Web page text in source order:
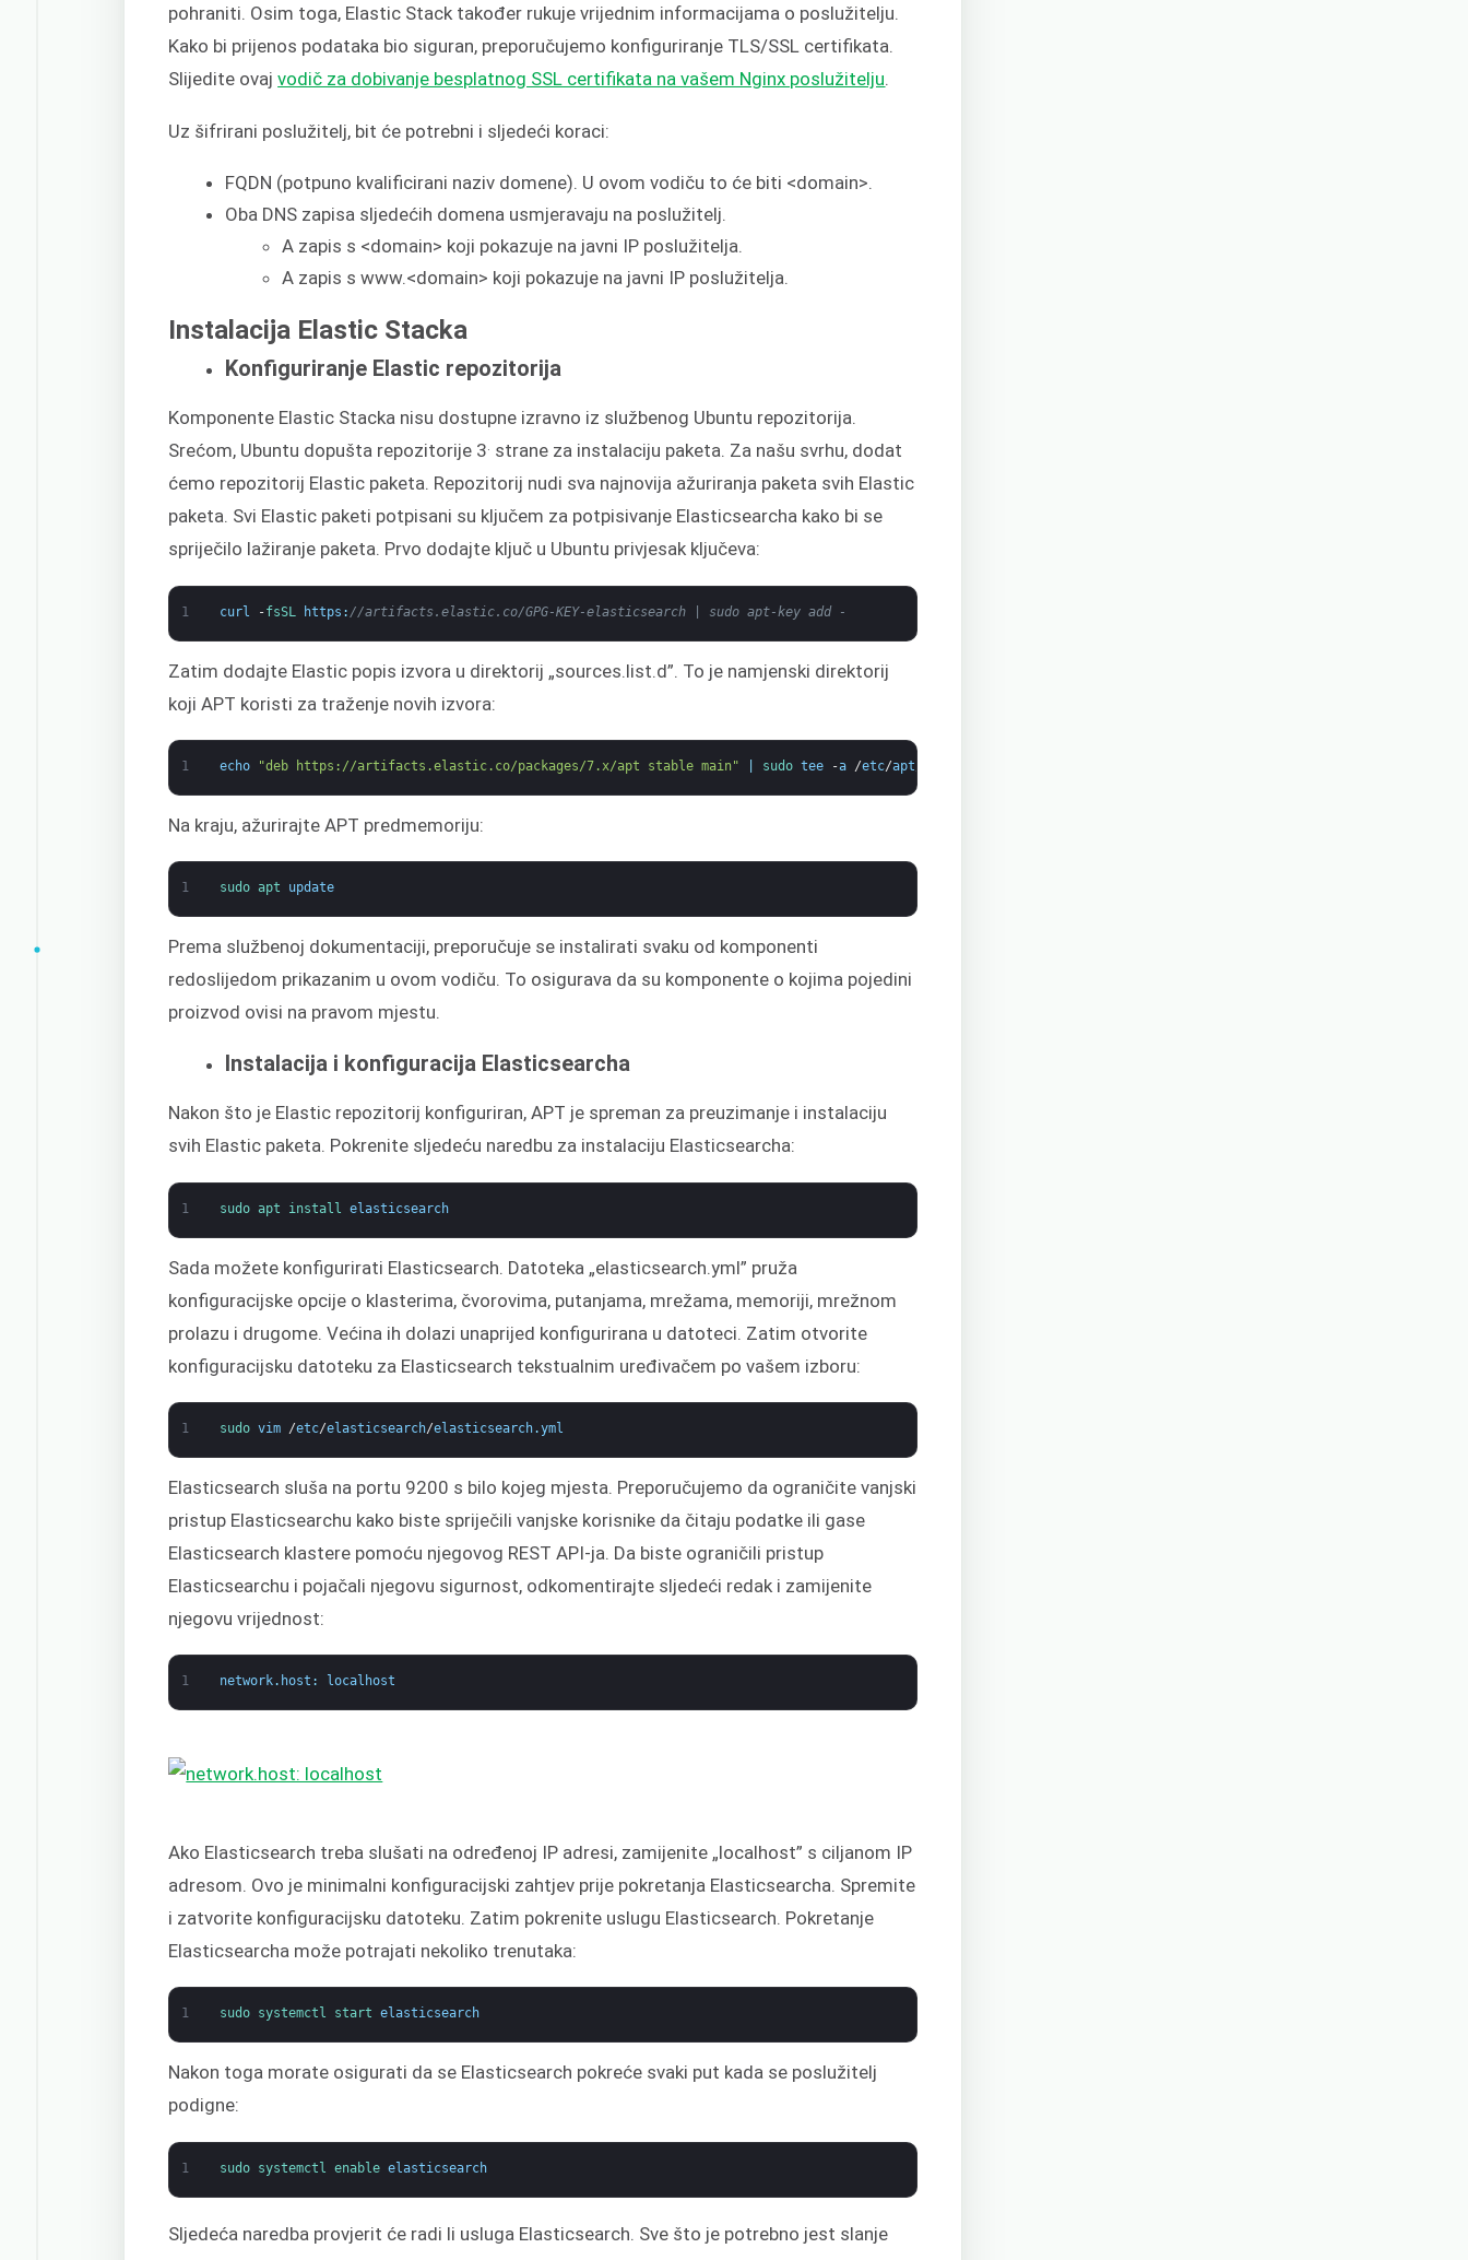
pohraniti. Osim toga, Elastic Stack također rukuje vrijednim informacijama o poslužitelju.
Kako bi prijenos podataka bio siguran, preporučujemo konfiguriranje TLS/SSL certifikata.
Slijedite ovajvodič za dobivanje besplatnog SSL certifikata na vašem Nginx poslužitelju
Uz šifrirani poslužitelj, bit će potrebni i sljedeći koraci:
FQDN (potpuno kvalificirani naziv domene). U ovom vodiču to će biti <domain>.
Oba DNS zapisa sljedećih domena usmjeravaju na poslužitelj.
A zapis s <domain> koji pokazuje na javni IP poslužitelja.
A zapis s www.<domain> koji pokazuje na javni IP poslužitelja.
Instalacija Elastic Stacka
Konfiguriranje Elastic repozitorija
Komponente Elastic Stacka nisu dostupne izravno iz službenog Ubuntu repozitorija.
Srećom, Ubuntu dopušta repozitorije 3 strane za instalaciju paketa. Za našu svrhu, dodat
ćemo repozitorij Elastic paketa. Repozitorij nudi sva najnovija ažuriranja paketa svih Elastic
paketa. Svi Elastic paketi potpisani su ključem za potpisivanje Elasticsearcha kako bi se
spriječilo lažiranje paketa. Prvo dodajte ključ u Ubuntu privjesak ključeva:
1 curl -fsSL https : //artifacts.elastic.co/GPG-KEY-elasticsearch | sudo apt-key add -
Zatim dodajte Elastic popis izvora u direktorij „sources.list.d”. To je namjenski direktorij
koji APT koristi za traženje novih izvora:
1 echo "deb https://artifacts.elastic.co/packages/7.x/apt stable main" sudo tee -a /etc/apt
Na kraju, ažurirajte APT predmemoriju:
1 sudo apt update
Prema službenoj dokumentaciji, preporučuje se instalirati svaku od komponenti
redoslijedom prikazanim u ovom vodiču. To osigurava da su komponente o kojima pojedini
proizvod ovisi na pravom mjestu.
Instalacija i konfiguracija Elasticsearcha
Nakon što je Elastic repozitorij konfiguriran, APT je spreman za preuzimanje i instalaciju
svih Elastic paketa. Pokrenite sljedeću naredbu za instalaciju Elasticsearcha:
1 sudo apt install elasticsearch
Sada možete konfigurirati Elasticsearch. Datoteka „elasticsearch.yml” pruža
konfiguracijske opcije o klasterima, čvorovima, putanjama, mrežama, memoriji, mrežnom
prolazu i drugome. Većina ih dolazi unaprijed konfigurirana u datoteci. Zatim otvorite
konfiguracijsku datoteku za Elasticsearch tekstualnim uređivačem po vašem izboru:
1 sudo vim /etc/elasticsearch/elasticsearch.yml
Elasticsearch sluša na portu 9200 s bilo kojeg mjesta. Preporučujemo da ograničite vanjski
pristup Elasticsearchu kako biste spriječili vanjske korisnike da čitaju podatke ili gase
Elasticsearch klastere pomoću njegovog REST API-ja. Da biste ograničili pristup
Elasticsearchu i pojačali njegovu sigurnost, odkomentirajte sljedeći redak i zamijenite
njegovu vrijednost:
1 network. host : localhost
Ako Elasticsearch treba slušati na određenoj IP adresi, zamijenite „localhost” s ciljanom IP
adresom. Ovo je minimalni konfiguracijski zahtjev prije pokretanja Elasticsearcha. Spremite
i zatvorite konfiguracijsku datoteku. Zatim pokrenite uslugu Elasticsearch. Pokretanje
Elasticsearcha može potrajati nekoliko trenutaka:
1 sudo systemctl start elasticsearch
Nakon toga morate osigurati da se Elasticsearch pokreće svaki put kada se poslužitelj
podigne:
1 sudo systemctl enable elasticsearch
Sljedeća naredba provjerit će radi li usluga Elasticsearch. Sve što je potrebno jest slanje